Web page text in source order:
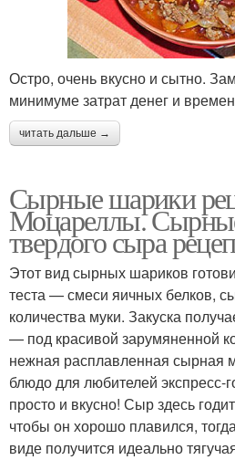
Остро, очень вкусно и сытно.
минимуме затрат денег и
читать дальше →
Сырные шарики
Моцареллы.
твердого сыра
Этот вид сырных шариков
теста — смеси яичных белков,
количества муки. Закуска
— под красивой зарумяненной
нежная расплавленная сырная
блюдо для любителей экспресс-
просто и вкусно! Сыр здесь
чтобы он хорошо плавился,
виде получится идеально